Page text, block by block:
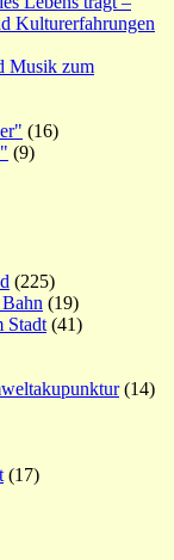
Kulturerfahrungen
Musik zum
(16)
(9)
(225)
(19)
Stadt (41)
(14)
(17)